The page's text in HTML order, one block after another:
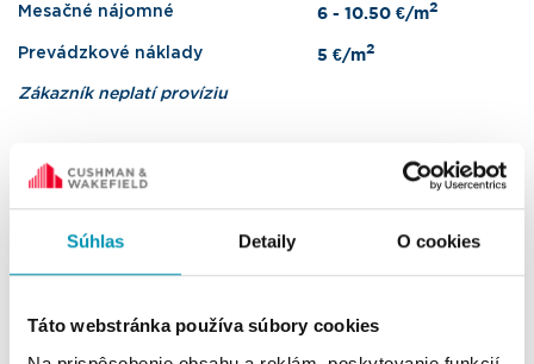
Súhlas Detaily O cookies
Táto webstránka používa súbory cookies
Mesačné nájomné 6 - 10.50 €/m2
Prevádzkové náklady 5 €/m2
Zákazník neplatí províziu
Mám záujem o priestory
Kontaktujte nás